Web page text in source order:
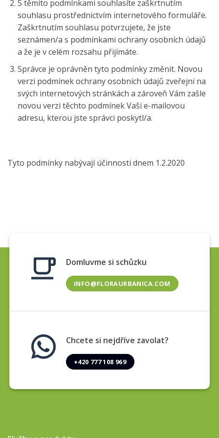
S těmito podmínkami souhlasíte zaškrtnutím
souhlasu prostřednictvím internetového formuláře.
Zaškrtnutím souhlasu potvrzujete, že jste
seznámen/a s podmínkami ochrany osobních údajů
a že je v celém rozsahu přijímáte.
Správce je oprávněn tyto podmínky změnit. Novou
verzi podmínek ochrany osobních údajů zveřejní na
svých internetových stránkách a zároveň Vám zašle
novou verzi těchto podmínek Vaši e-mailovou
adresu, kterou jste správci poskytl/a.
Tyto podmínky nabývají účinnosti dnem 1.2.2020
Domluvme si schůzku
INFO@FLORAURBANICA.COM
Chcete si nejdříve zavolat?
+420 777 108 969